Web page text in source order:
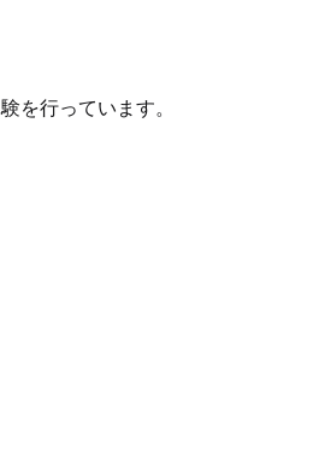
を行っています。